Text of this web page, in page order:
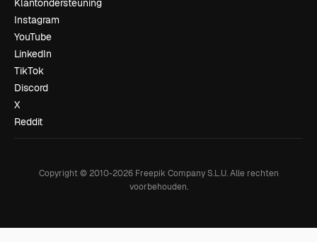
Klantondersteuning
Instagram
YouTube
LinkedIn
TikTok
Discord
X
Reddit
Copyright © 2010-2026Freepik Company S.L.U. Alle rechten
voorbehouden.